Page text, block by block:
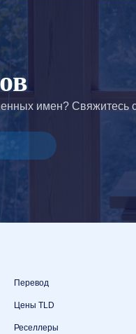
имен?
Перевод
Цены TLD
Реселлеры